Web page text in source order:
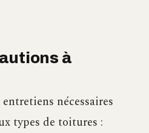
à
nécessaires
types de toitures :